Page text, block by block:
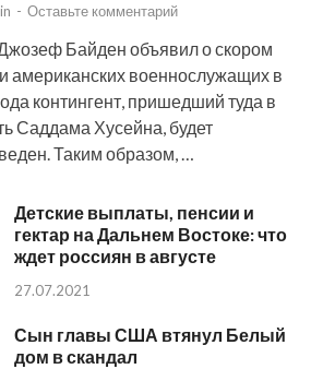
- Оставьте комментарий
Байден объявил о скором
американских военнослужащих в
контингент, пришедший туда в
Саддама Хусейна, будет
Таким образом, …
Детские выплаты, пенсии и
гектар на Дальнем Востоке: что
ждет россиян в августе
27.07.2021
Сын главы США втянул Белый
дом в скандал